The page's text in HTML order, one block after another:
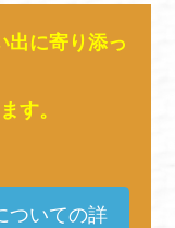
出に寄り添っ
す。
ついての詳